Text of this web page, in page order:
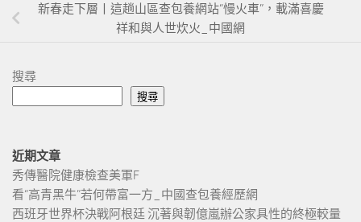
新春走下層丨這趟山區查包養網站“慢火車”，載滿喜慶
祥和與人世炊火_中國網
搜尋
搜尋
近期文章
秀傳醫院健康檢查美軍F
看“高青黑牛”若何帶富一方_中國查包養經歷網
西班牙世界杯決戰阿根廷 沉著與韌億嵐辦公家具性的終極較量